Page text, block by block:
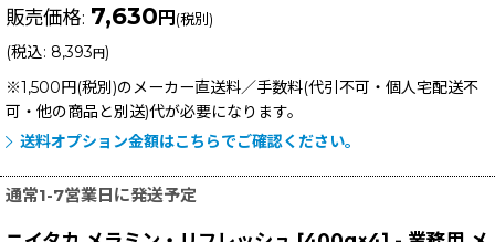
販売価格: 7,630 円 (税別)
(税込: 8,393 円)
※1,500円(税別)のメーカー直送料／手数料(代引不可・個人宅配送不
可・他の商品と別送)代が必要になります。
送料オプション金額はこちらでご確認ください。
通常1-7営業日に発送予定